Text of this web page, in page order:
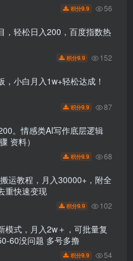
积分9.9 56
，轻松日入200，百度指数热
积分9.9 152
，小白月入1w+轻松达成！
积分9.9 87
。情感类AI写作底层逻辑
资料）
积分9.9 68
运教程，月入30000+，附全
重快速变现
积分9.9 102
模式，月入2w＋，可批量复
60没问题 多号多撸
积分9.9 54